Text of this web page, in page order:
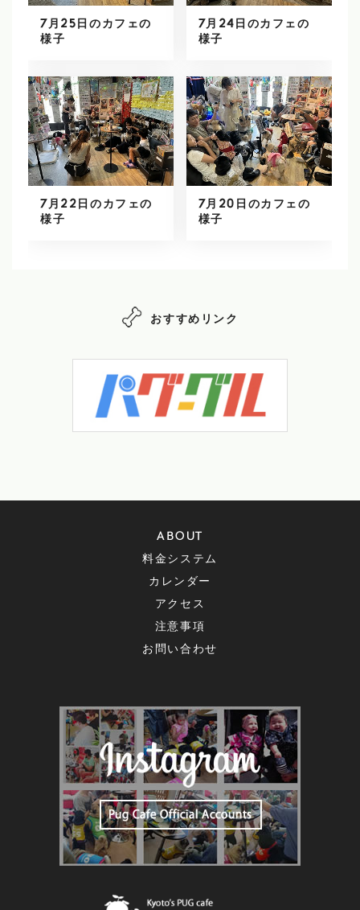
7月25日のカフェの
様子
7月24日のカフェの
様子
7月22日のカフェの
様子
7月20日のカフェの
様子
おすすめリンク
ABOUT
料金システム
カレンダー
アクセス
注意事項
お問い合わせ